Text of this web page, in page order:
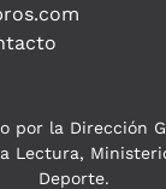
por la Dirección
Lectura,
Deporte.